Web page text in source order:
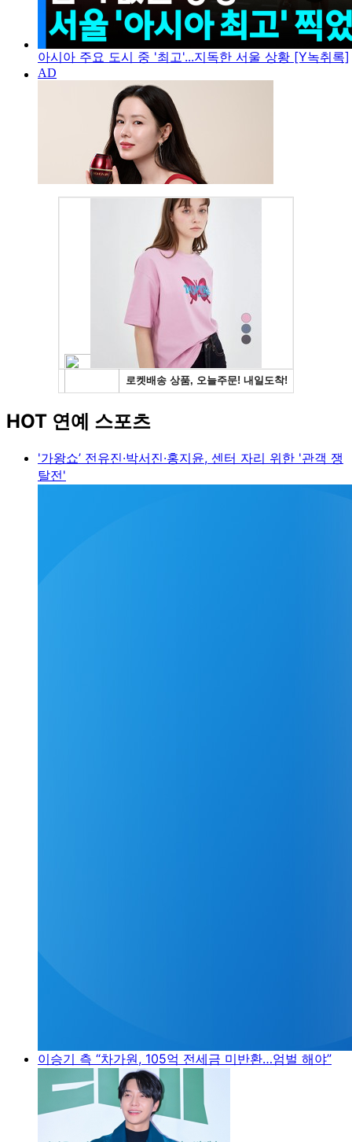
아시아 주요 도시 중 '최고'...지독한 서울 상황 [Y녹취록]
HOT 연예 스포츠
'가왕쇼’ 전유진·박서진·홍지윤, 센터 자리 위한 '관객 쟁
탈전'
이승기 측 “차가원, 105억 전세금 미반환…엄벌 해야”